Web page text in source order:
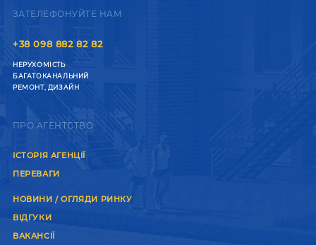
ЗАТЕЛЕФОНУЙТЕ НАМ
+38 098 882 82 82
НЕРУХОМІСТЬ
БАГАТОКАНАЛЬНИЙ
РЕМОНТ, ДИЗАЙН
ПРО АГЕНТСТВО
ІСТОРІЯ АГЕНЦІЇ
ПЕРЕВАГИ
НОВИНИ / ОГЛЯДИ РИНКУ
ВІДГУКИ
ВАКАНСІЇ